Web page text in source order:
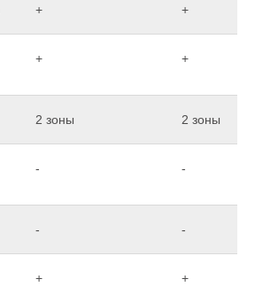
+ +
+ +
2 зоны 2 зоны
- -
- -
+ +